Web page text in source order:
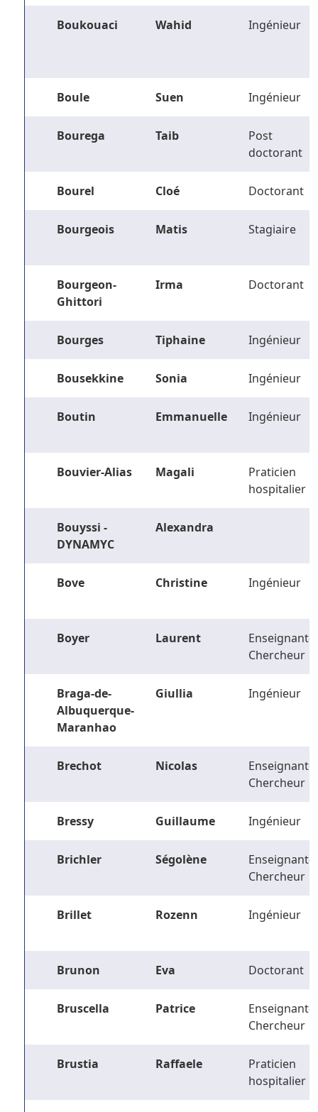
Boukouaci Wahid Ingénieur
Boule Suen Ingénieur
Bourega Taib
Post
doctorant
Bourel Cloé Doctorant
Bourgeois Matis Stagiaire
Bourgeon-
Ghittori
Irma Doctorant
Bourges Tiphaine Ingénieur
Bousekkine Sonia Ingénieur
Boutin Emmanuelle Ingénieur
Bouvier-Alias Magali
Praticien
hospitalier
Bouyssi -
DYNAMYC
Alexandra
Bove Christine Ingénieur
Boyer Laurent
Enseignant-
Chercheur
Braga-de-
Albuquerque-
Maranhao
Giullia Ingénieur
Brechot Nicolas
Enseignant-
Chercheur
Bressy Guillaume Ingénieur
Brichler Ségolène
Enseignant-
Chercheur
Brillet Rozenn Ingénieur
Brunon Eva Doctorant
Bruscella Patrice
Enseignant-
Chercheur
Brustia Raffaele
Praticien
hospitalier